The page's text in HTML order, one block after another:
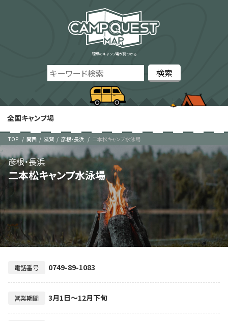
理想のキャンプ場が見つかる
全国キャンプ場
TOP 関西 滋賀 彦根・長浜 二本松キャンプ水泳場
二本松キャンプ水泳場
彦根・長浜
電話番号 0749-89-1083
営業期間 3月1日～12月下旬